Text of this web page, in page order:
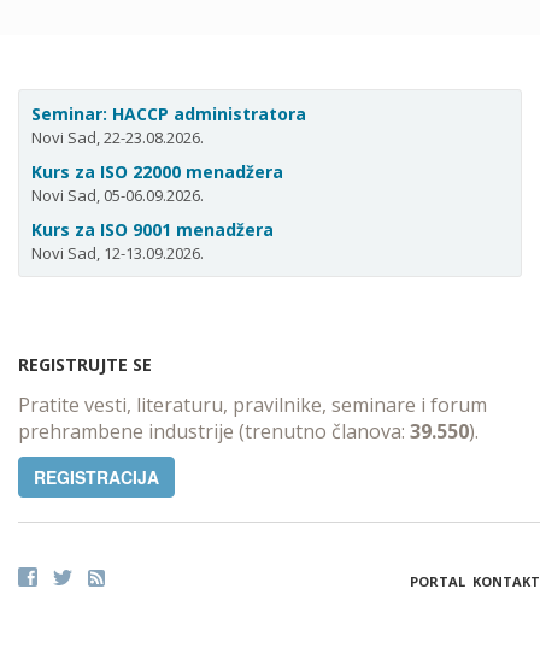
Seminar: HACCP administratora
Novi Sad, 22-23.08.2026.
Kurs za ISO 22000 menadžera
Novi Sad, 05-06.09.2026.
Kurs za ISO 9001 menadžera
Novi Sad, 12-13.09.2026.
REGISTRUJTE SE
Pratite vesti, literaturu, pravilnike, seminare i forum
prehrambene industrije (trenutno članova: 39.550).
REGISTRACIJA
PORTAL KONTAKT